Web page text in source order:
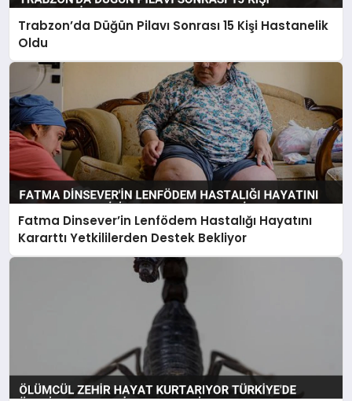
Trabzon’da Düğün Pilavı Sonrası 15 Kişi Hastanelik
Oldu
Fatma Dinsever’in Lenfödem Hastalığı Hayatını
Kararttı Yetkililerden Destek Bekliyor